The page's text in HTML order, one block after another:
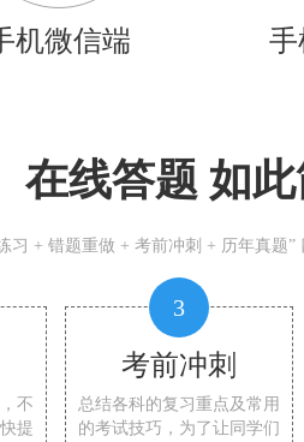
机微信端 手
在线答题 如
习 + 错题重做 + 考前冲刺 + 历年真题”
不
提
3
考前冲刺
总结各科的复习重点及常用
的考试技巧，为了让同学们